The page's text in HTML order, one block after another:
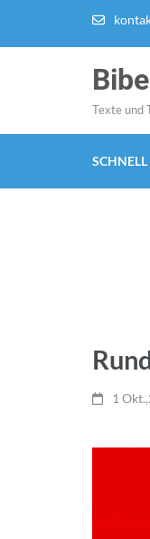
Texte und
SCHNELL
1